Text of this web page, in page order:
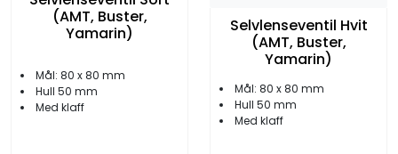
(AMT, Buster,
Yamarin)
Mål: 80 x 80 mm
Hull 50 mm
Med klaff
Selvlenseventil Hvit
(AMT, Buster,
Yamarin)
Mål: 80 x 80 mm
Hull 50 mm
Med klaff